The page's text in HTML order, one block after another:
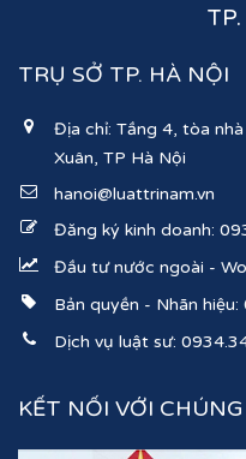
TRỤ SỞ TP. HÀ NỘI
Địa chỉ: Tầng 4, tòa
Xuân, TP Hà Nội
hanoi@luattrinam.vn
Đăng ký kinh doanh:
Đầu tư nước ngoài -
Bản quyền - Nhãn hiệu:
Dịch vụ luật sư:
KẾT NỐI VỚI